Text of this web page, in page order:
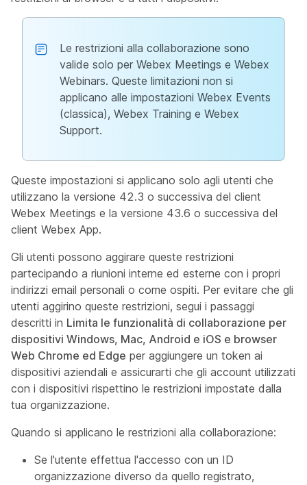
Le restrizioni alla collaborazione sono
valide solo per Webex Meetings e Webex
Webinars. Queste limitazioni non si
applicano alle impostazioni Webex Events
(classica), Webex Training e Webex
Support.
Queste impostazioni si applicano solo agli utenti che
utilizzano la versione 42.3 o successiva del client
Webex Meetings e la versione 43.6 o successiva del
client Webex App.
Gli utenti possono aggirare queste restrizioni
partecipando a riunioni interne ed esterne con i propri
indirizzi email personali o come ospiti. Per evitare che gli
utenti aggirino queste restrizioni, segui i passaggi
descritti in Limita le funzionalità di collaborazione per
dispositivi Windows, Mac, Android e iOS e browser
Web Chrome ed Edge per aggiungere un token ai
dispositivi aziendali e assicurarti che gli account utilizzati
con i dispositivi rispettino le restrizioni impostate dalla
tua organizzazione.
Quando si applicano le restrizioni alla collaborazione:
Se l'utente effettua l'accesso con un ID
organizzazione diverso da quello registrato,